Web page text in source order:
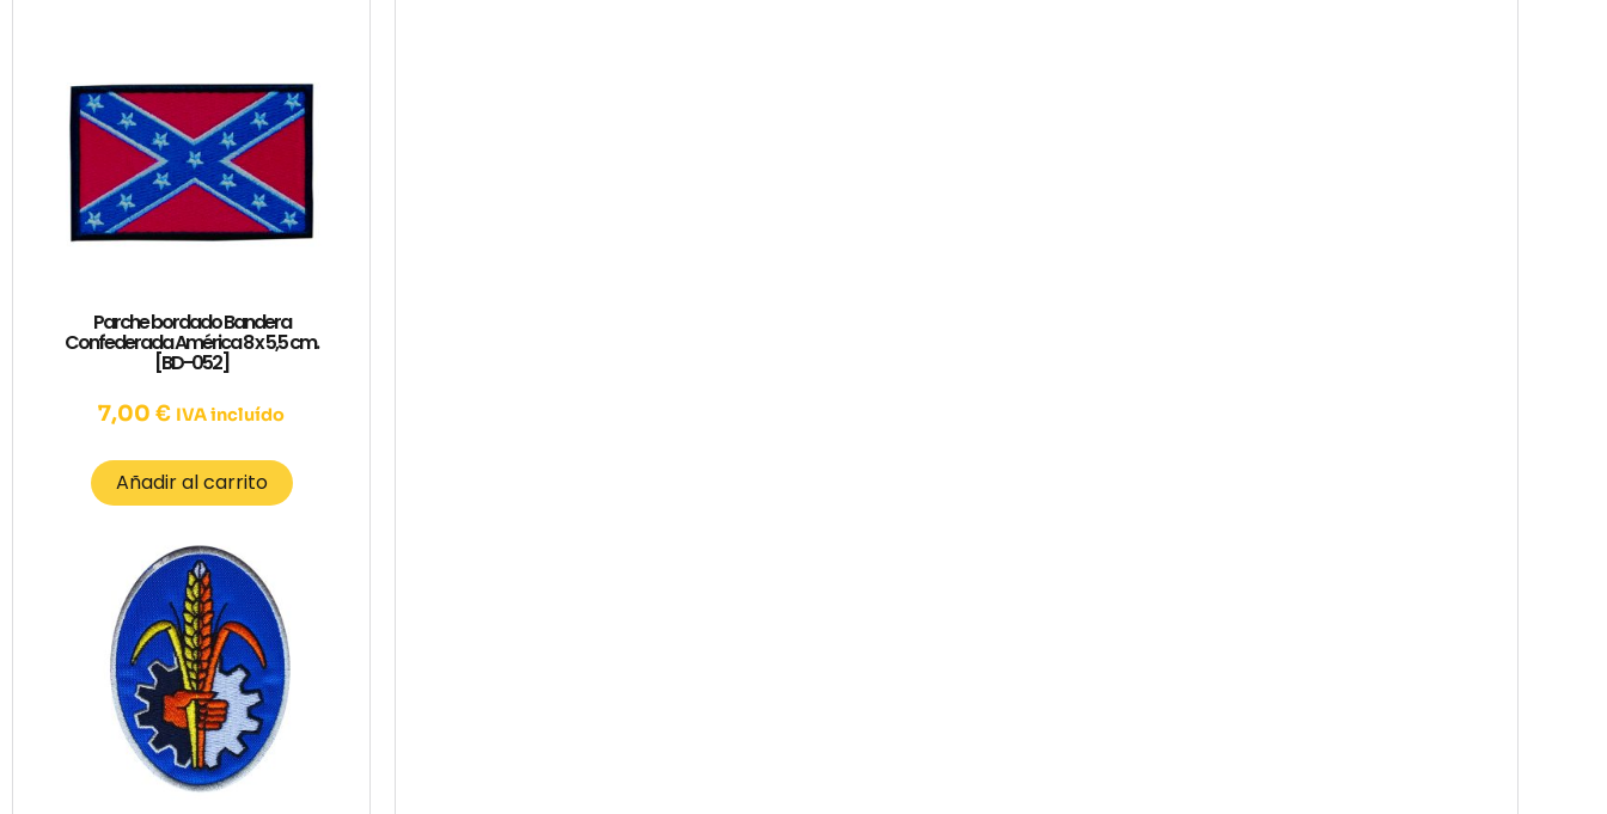
Parche bordado Bandera
Confederada América 8 x 5,5 cm.
[BD-052]
7,00 € IVA incluído
Añadir al carrito